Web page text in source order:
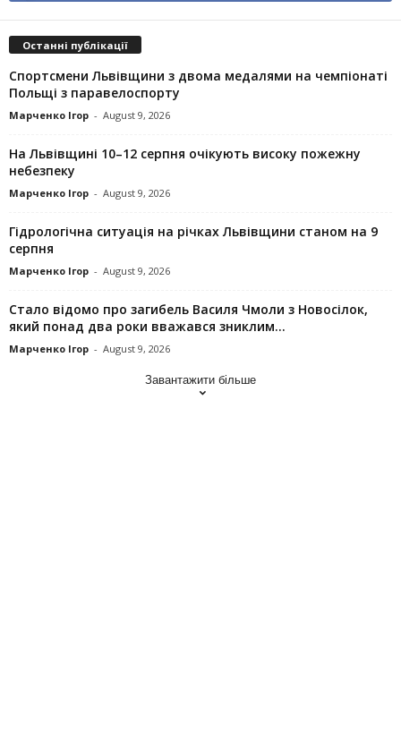
Останні публікації
Спортсмени Львівщини з двома медалями на чемпіонаті
Польщі з паравелоспорту
Марченко Ігор - August 9, 2026
На Львівщині 10–12 серпня очікують високу пожежну
небезпеку
Марченко Ігор - August 9, 2026
Гідрологічна ситуація на річках Львівщини станом на 9
серпня
Марченко Ігор - August 9, 2026
Стало відомо про загибель Василя Чмоли з Новосілок,
який понад два роки вважався зниклим...
Марченко Ігор - August 9, 2026
Завантажити більше